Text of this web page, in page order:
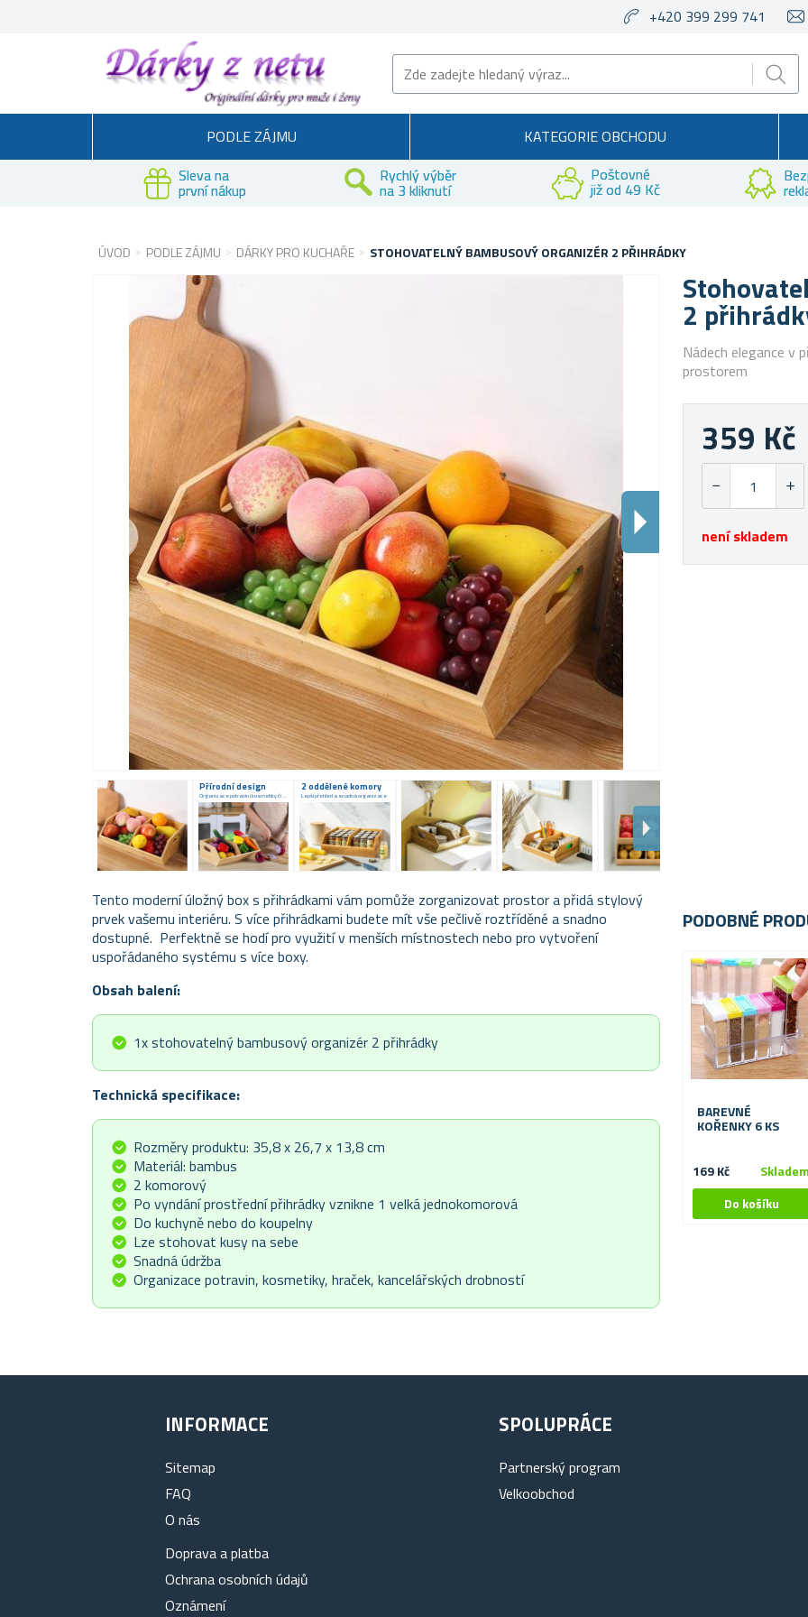
+420 399 299 741
PODLE ZÁJMU KATEGORIE OBCHODU
Sleva na
první nákup
Rychlý výběr
na 3 kliknutí
Poštovné
již od 49 Kč
ÚVOD PODLE ZÁJMU DÁRKY PRO KUCHAŘE STOHOVATELNÝ BAMBUSOVÝ ORGANIZÉR 2 PŘIHRÁDKY
2
Přírodní design
Organizace potravin i kosmetiky či hraček
2 oddělené komory
Lepší přehled a snadná organizace
Nádech elegance v
prostorem
359 Kč
není skladem
Tento moderní úložný box s přihrádkami vám pomůže zorganizovat prostor a přidá stylový
prvek vašemu interiéru. S více přihrádkami budete mít vše pečlivě roztříděné a snadno
dostupné. Perfektně se hodí pro využití v menších místnostech nebo pro vytvoření
uspořádaného systému s více boxy.
Obsah balení:
1x stohovatelný bambusový organizér 2 přihrádky
Technická specifikace:
Rozměry produktu: 35,8 x 26,7 x 13,8 cm
Materiál: bambus
2 komorový
Po vyndání prostřední přihrádky vznikne 1 velká jednokomorová
Do kuchyně nebo do koupelny
Lze stohovat kusy na sebe
Snadná údržba
Organizace potravin, kosmetiky, hraček, kancelářských drobností
PODOBNÉ
BAREVNÉ
KOŘENKY 6 KS
169 Kč
INFORMACE
Sitemap
FAQ
O nás
Doprava a platba
Ochrana osobních údajů
Oznámení
SPOLUPRÁCE
Partnerský program
Velkoobchod